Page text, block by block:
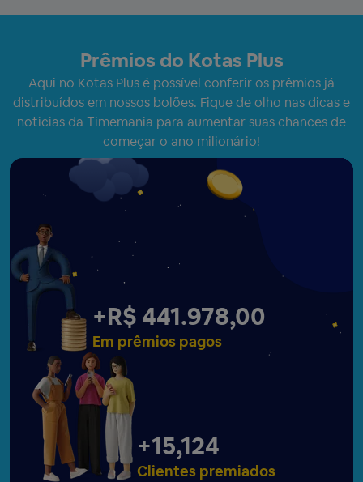
Prêmios do Kotas Plus
Aqui no Kotas Plus é possível conferir os prêmios já
distribuídos em nossos bolões. Fique de olho nas dicas e
notícias da Timemania para aumentar suas chances de
começar o ano milionário!
+R$ 441.983,00
Em prêmios pagos
+15,129
Clientes premiados